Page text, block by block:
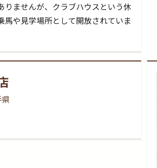
りませんが、クラブハウスという休
馬や見学場所として開放されていま